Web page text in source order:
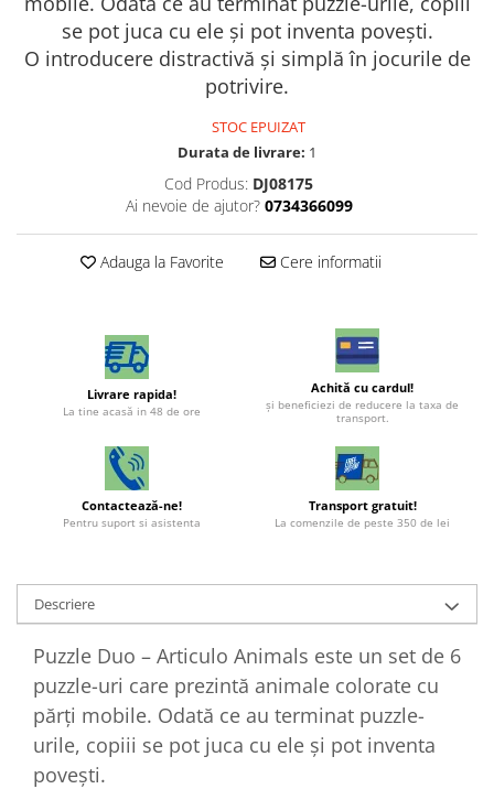
se pot juca cu ele și pot inventa povești.
O introducere distractivă și simplă în jocurile de
potrivire.
STOC EPUIZAT
Durata de livrare: 1
Cod Produs: DJ08175
Ai nevoie de ajutor? 0734366099
Adauga la Favorite Cere informatii
Livrare rapida!
La tine acasă in 48 de ore
Achită cu cardul!
şi beneficiezi de reducere la taxa de
transport.
Contactează-ne!
Pentru suport si asistenta
Transport gratuit!
La comenzile de peste 350 de lei
Descriere
Puzzle Duo – Articulo Animals este un set de 6
puzzle-uri care prezintă animale colorate cu
părți mobile. Odată ce au terminat puzzle-
urile, copiii se pot juca cu ele și pot inventa
povești.